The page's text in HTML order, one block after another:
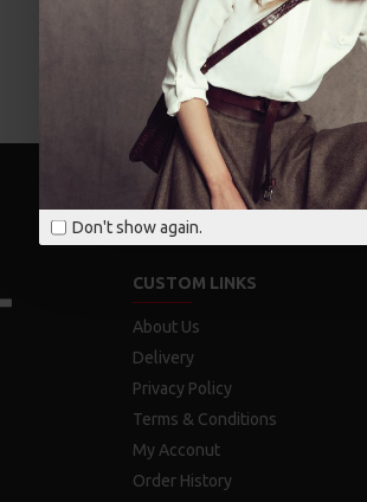
Don't show again.
CUSTOM LINKS
About Us
Delivery
Privacy Policy
Terms & Conditions
My Acconut
Order History